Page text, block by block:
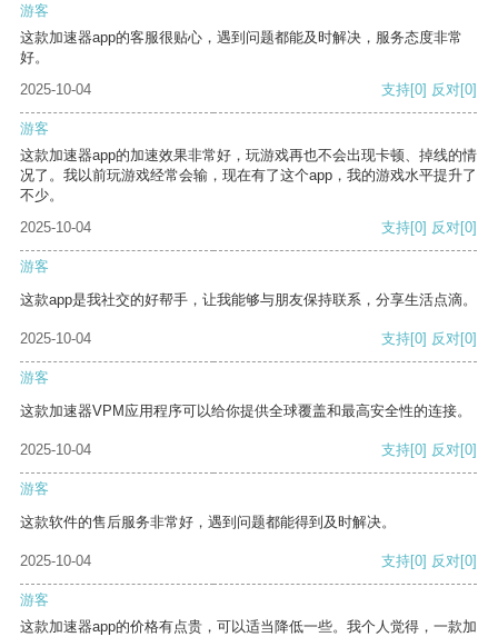
游客
这款加速器app的客服很贴心，遇到问题都能及时解决，服务态度非常
好。
2025-10-04
支持[0] 反对[0]
游客
这款加速器app的加速效果非常好，玩游戏再也不会出现卡顿、掉线的情
况了。我以前玩游戏经常会输，现在有了这个app，我的游戏水平提升了
不少。
2025-10-04
支持[0] 反对[0]
游客
这款app是我社交的好帮手，让我能够与朋友保持联系，分享生活点滴。
2025-10-04 支持[0] 反对[0]
游客
这款加速器VPM应用程序可以给你提供全球覆盖和最高安全性的连接。
2025-10-04 支持[0] 反对[0]
游客
这款软件的售后服务非常好，遇到问题都能得到及时解决。
2025-10-04 支持[0] 反对[0]
游客
这款加速器app的价格有点贵，可以适当降低一些。我个人觉得，一款加